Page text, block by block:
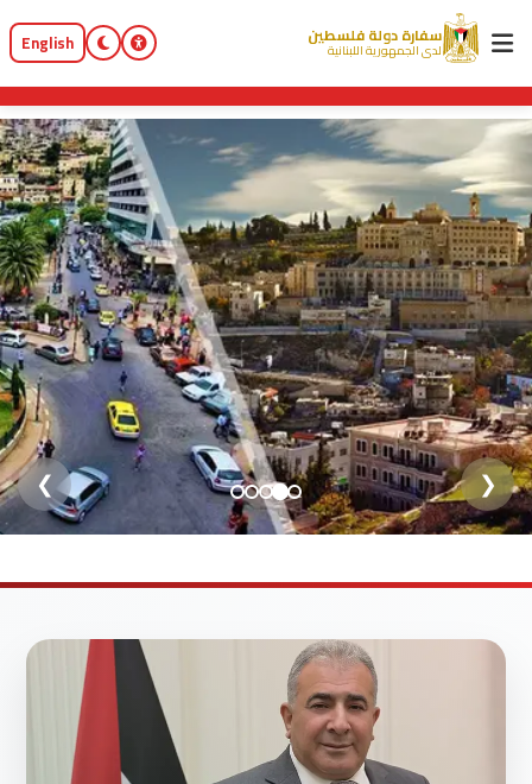
سفارة دولة فلسطين
لدى الجمهورية اللبنانية English
❮
❯